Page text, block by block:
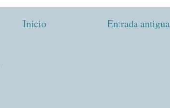
Entrada antigua
Inicio